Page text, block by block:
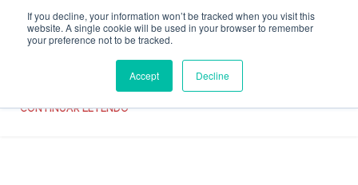
If you decline, your information won’t be tracked when you visit this
website. A single cookie will be used in your browser to remember
your preference not to be tracked.
Accept Decline
de moda en Buenos Aires
Detrás de cada desfile, sesión fotográfica o producción de moda, hay un
equipo apasionado y dedicado que convierte la creatividad en re...
CONTINUAR LEYENDO